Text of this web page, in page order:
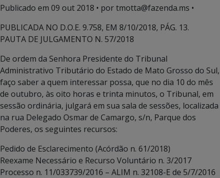
Publicado em 09 out 2018 • por tmotta@fazenda.ms •
PUBLICADA NO D.O.E. 9.758, EM 8/10/2018, PÁG. 13.
PAUTA DE JULGAMENTO N. 57/2018
De ordem da Senhora Presidente do Tribunal
Administrativo Tributário do Estado de Mato Grosso do Sul,
faço saber a quem interessar possa, que no dia 10 do mês
de outubro, às oito horas e trinta minutos, o Tribunal, em
sessão ordinária, julgará em sua sala de sessões, localizada
na rua Delegado Osmar de Camargo, s/n, Parque dos
Poderes, os seguintes recursos:
Pedido de Esclarecimento (Acórdão n. 61/2018)
Reexame Necessário e Recurso Voluntário n. 3/2017
Processo n. 11/033739/2016 – ALIM n. 32108-E de 5/7/2016